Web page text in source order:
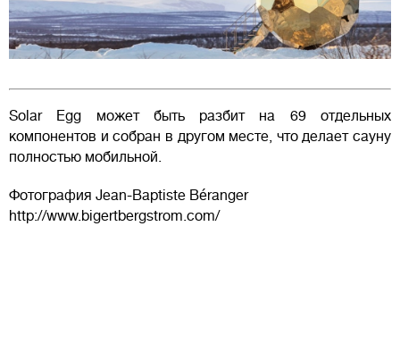
Solar Egg может быть разбит на 69 отдельных
компонентов и собран в другом месте, что делает сауну
полностью мобильной.
Фотография Jean-Baptiste Béranger
http://www.bigertbergstrom.com/